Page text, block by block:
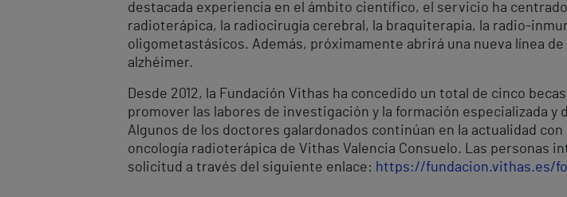
destacada experiencia en el ámbito científico, el servicio ha
radioterápica, la radiocirugía cerebral, la braquiterapia, la radio-
oligometastásicos. Además, próximamente abrirá una nueva línea
alzhéimer.
Desde 2012, la Fundación Vithas ha concedido un total de cinco
promover las labores de investigación y la formación especializada
Algunos de los doctores galardonados continúan en la actualidad
oncología radioterápica de Vithas Valencia Consuelo. Las personas
solicitud a través del siguiente enlace: https://fundacion.vithas.es/